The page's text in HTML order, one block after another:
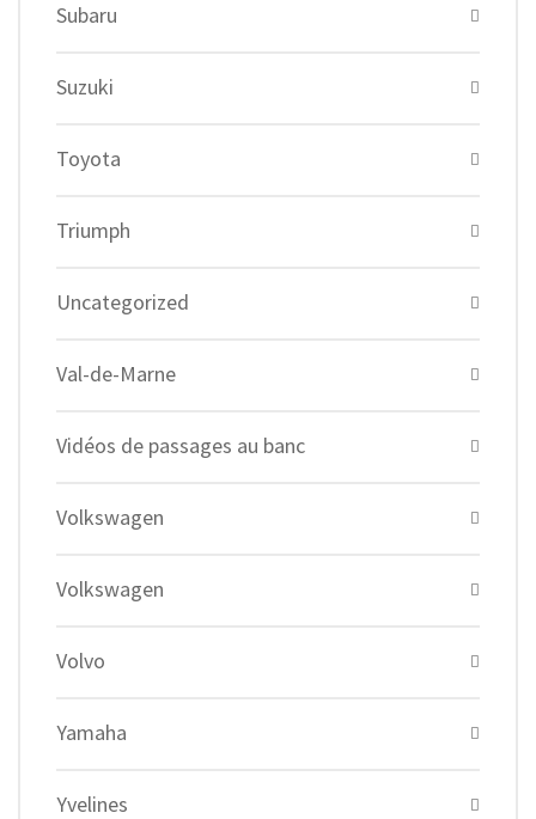
Subaru
Suzuki
Toyota
Triumph
Uncategorized
Val-de-Marne
Vidéos de passages au banc
Volkswagen
Volkswagen
Volvo
Yamaha
Yvelines